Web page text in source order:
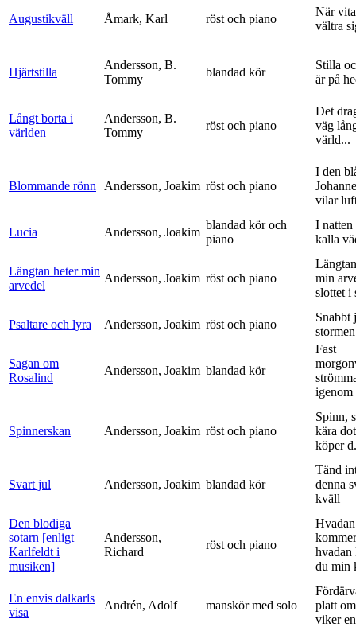
Augustikväll Åmark, Karl röst och piano
När
vältra
Hjärtstilla
Andersson, B.
Tommy
blandad kör
Stilla
är på
Långt borta i
världen
Andersson, B.
Tommy
röst och piano
Det
väg
värld...
Blommande rönn Andersson, Joakim röst och piano
I den
vilar
Lucia Andersson, Joakim
blandad kör och
piano
I natten
kalla
Längtan heter min
arvedel
Andersson, Joakim röst och piano
min
slottet i
Psaltare och lyra Andersson, Joakim röst och piano
Snabbt
Sagan om
Rosalind
Andersson, Joakim blandad kör
Fast
igenom
Spinnerskan Andersson, Joakim röst och piano
Spinn,
kära
köper
Svart jul Andersson, Joakim blandad kör
Tänd
denna
kväll
Den blodiga
sotarn [enligt
Karlfeldt i
musiken]
Andersson,
Richard
röst och piano
Hvadan
hvadan
du min
En envis dalkarls
visa
Andrén, Adolf manskör med solo
platt
viker